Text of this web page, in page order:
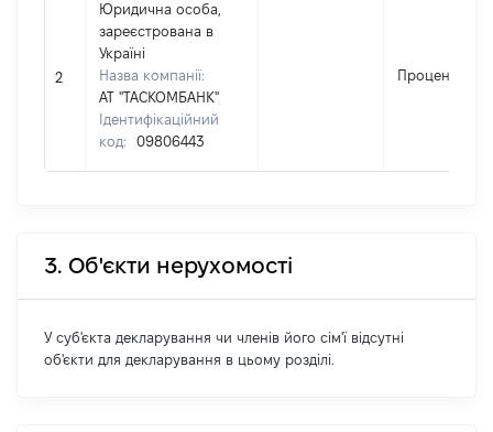
2
Юридична особа,
зареєстрована в
Україні
Назва компанії:
АТ "ТАСКОМБАНК"
Ідентифікаційний
код:
09806443
Проценти
3. Об'єкти нерухомості
У суб'єкта декларування чи членів його сім'ї відсутні
об'єкти для декларування в цьому розділі.